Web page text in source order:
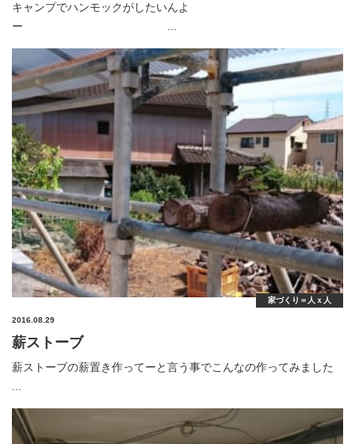
キャンプでハンモックがしたいんよ
ー ...
2016.08.29
家づくり＝人ｘ人
薪ストーブ
薪ストーブの薪置き作ってーと言う事でこんなの作ってみました